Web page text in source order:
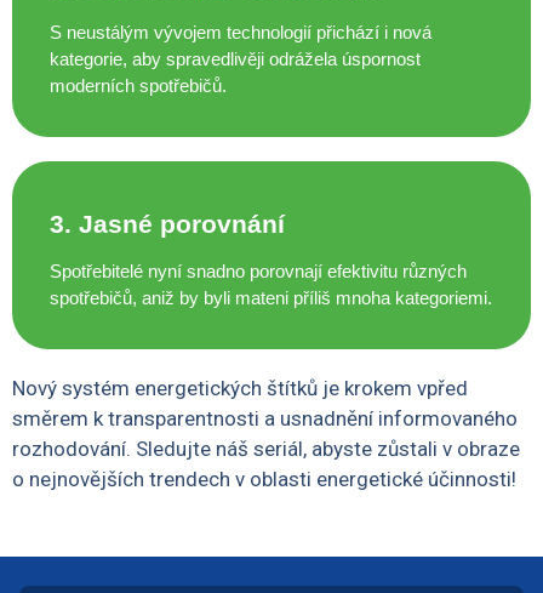
S neustálým vývojem technologií přichází i nová
kategorie, aby spravedlivěji odrážela úspornost
moderních spotřebičů.
3. Jasné porovnání
Spotřebitelé nyní snadno porovnají efektivitu různých
spotřebičů, aniž by byli mateni příliš mnoha kategoriemi.
Nový systém energetických štítků je krokem vpřed
směrem k transparentnosti a usnadnění informovaného
rozhodování. Sledujte náš seriál, abyste zůstali v obraze
o nejnovějších trendech v oblasti energetické účinnosti!